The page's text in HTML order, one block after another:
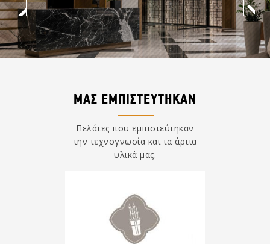
ΜΑΣ ΕΜΠΙΣΤΕΥΤΗΚΑΝ
Πελάτες που εμπιστεύτηκαν
την τεχνογνωσία και τα άρτια
υλικά μας.